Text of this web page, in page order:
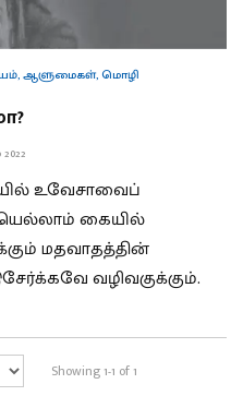
,ஆளுமைகள்,மொழி
2022
உவேசாவைப்
கையில்
மதவாதத்தின்
வழிவகுக்கும்.
Showing 1-1 of 1